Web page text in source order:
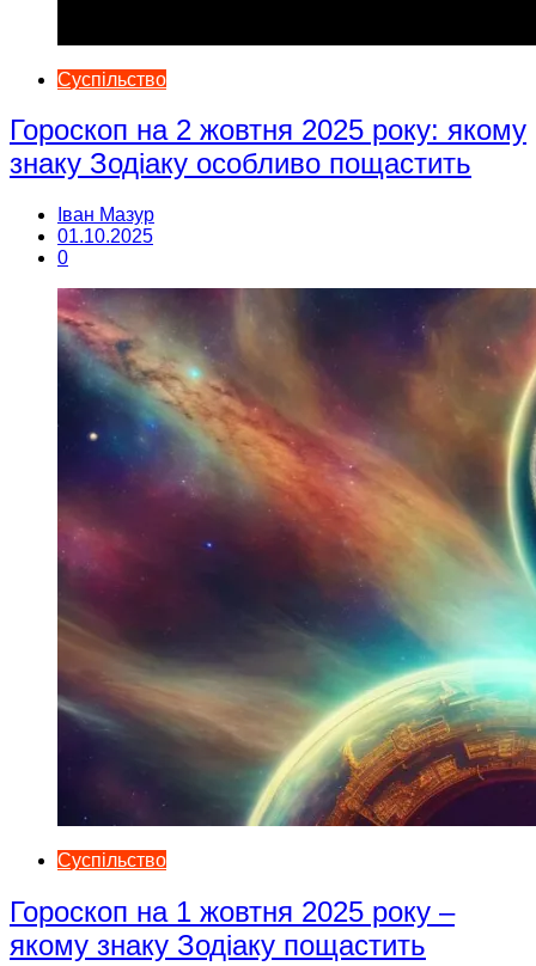
Суспільство
Гороскоп на 2 жовтня 2025 року: якому
знаку Зодіаку особливо пощастить
Іван Мазур
01.10.2025
0
Суспільство
Гороскоп на 1 жовтня 2025 року –
якому знаку Зодіаку пощастить